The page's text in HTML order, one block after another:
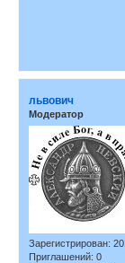
львович
Модератор
Зарегистрирован:
Приглашений: 0